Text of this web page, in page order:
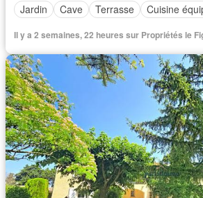
Jardin
Cave Terrasse Cuisine
Il y a 2 semaines, 22 heures sur Propriétés le